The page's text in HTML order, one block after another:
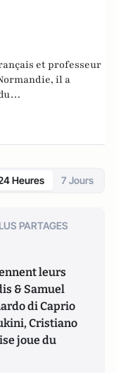
et professeur
il a
Heures 7 Jours
PARTAGES
leurs
& Samuel
di Caprio
Cristiano
joue du